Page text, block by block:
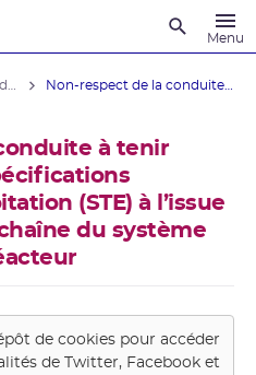
Menu
à tenir
(STE) à l’issue
du système
de cookies pour accéder
de Twitter, Facebook et